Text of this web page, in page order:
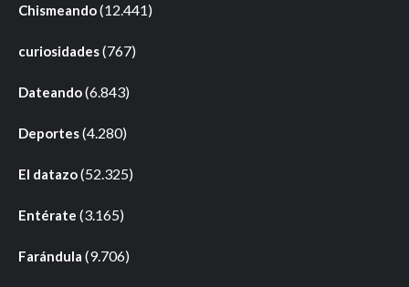
Chismeando(12.441)
curiosidades(767)
Dateando(6.843)
Deportes(4.280)
El datazo(52.325)
Entérate (3.165)
Farándula (9.706)